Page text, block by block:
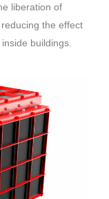
liberation of
the effect
buildings.